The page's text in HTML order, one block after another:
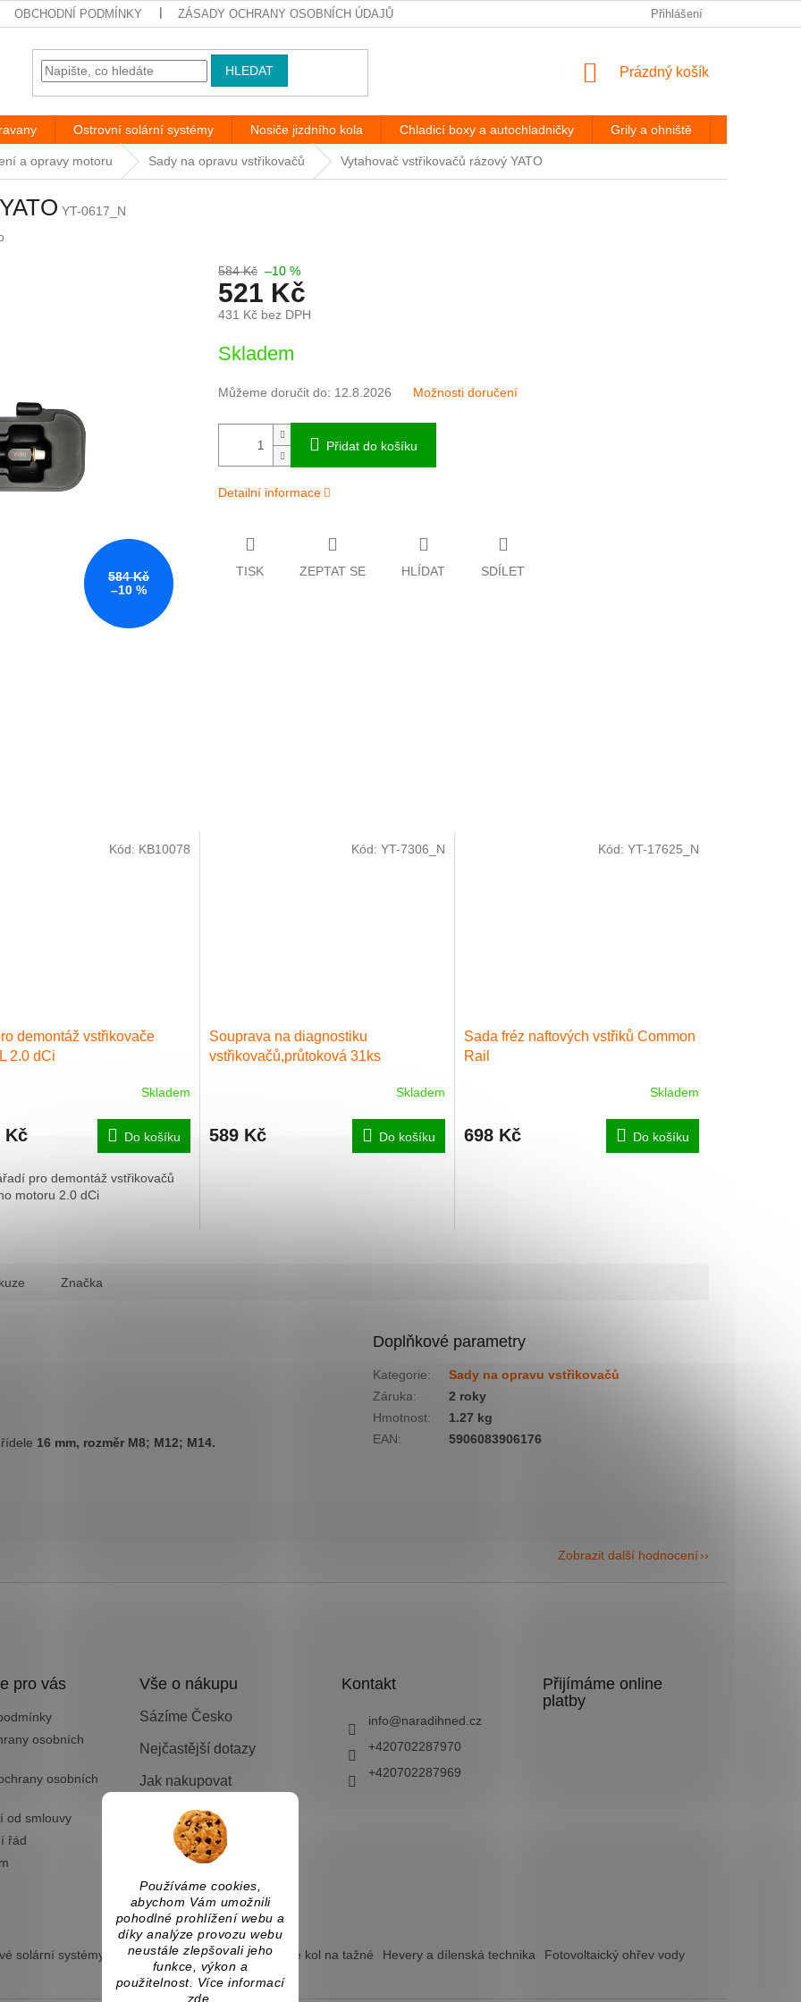
Používáme cookies,
abychom Vám umožnili
pohodlné prohlížení webu a
díky analýze provozu webu
neustále zlepšovali jeho
funkce, výkon a
použitelnost. Více informací
zde
OBCHODNÍ PODMÍNKY ZÁSADY OCHRANY OSOBNÍCH ÚDAJŮ PODMÍNKY OCHRANY OSOBNÍCH ÚDAJŮ ODSTOUPENÍ OD
Přihlášení
HLEDAT
NÁKUPNÍ
Prázdný košík
Ostrovní solární systémy Nosiče jizdního kola Chladicí boxy a autochladničky Grily a ohniště
a opravy motoru Sady na opravu vstřikovačů Vytahovač vstřikovačů rázový YATO
YT-0617_N
584 Kč
–10 %
584 Kč –10 %
521 Kč
431 Kč bez DPH
cena:
Skladem
Můžeme doručit do: 12.8.2026 Možnosti doručení
Přidat do košíku
Detailní informace
TISK ZEPTAT SE HLÍDAT SDÍLET
demontáž vstřikovače
2.0 dCi
Skladem
Kč Do košíku
pro demontáž vstřikovačů
motoru 2.0 dCi
Kód: KB10078
Souprava na diagnostiku
vstřikovačů,průtoková 31ks
Skladem
589 Kč Do košíku
Kód: YT-7306_N
Sada fréz naftových vstřiků Common
Rail
Skladem
698 Kč Do košíku
Kód: YT-17625_N
Značka
16 mm, rozměr M8; M12; M14.
Doplňkové parametry
Kategorie:
Sady na opravu vstřikovačů
Záruka:
2 roky
Hmotnost:
1.27 kg
EAN: 5906083906176
Zobrazit další hodnocení
pro vás
osobních
osobních
od smlouvy
řád
Vše o nákupu
Sázíme Česko
Nejčastější dotazy
Jak nakupovat
Doprava a platba
Vrácení zboží nebo
výměna
Kontakt
info@naradihned.cz
+420702287970
+420702287969
Přijímáme online
platby
solární systémy Ostrovní solární systémy Nosiče kol na tažné Hevery a dílenská technika Fotovoltaický ohřev vody